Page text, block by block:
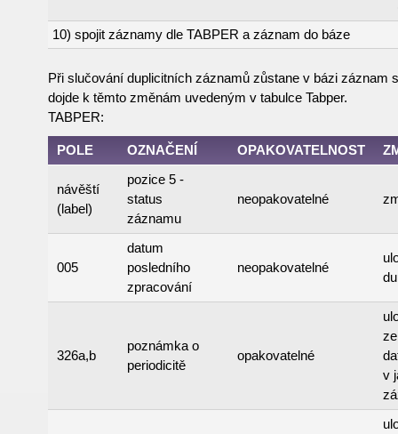
10) spojit záznamy dle TABPER a záznam do báze
Při slučování duplicitních záznamů zůstane v bázi záznam
dojde k těmto změnám uvedeným v tabulce Tabper.
TABPER:
POLE OZNAČENÍ OPAKOVATELNOST
návěští
(label)
pozice 5 -
status
záznamu
neopakovatelné
005
datum
posledního
zpracování
neopakovatelné
326a,b
poznámka o
periodicitě
opakovatelné
v